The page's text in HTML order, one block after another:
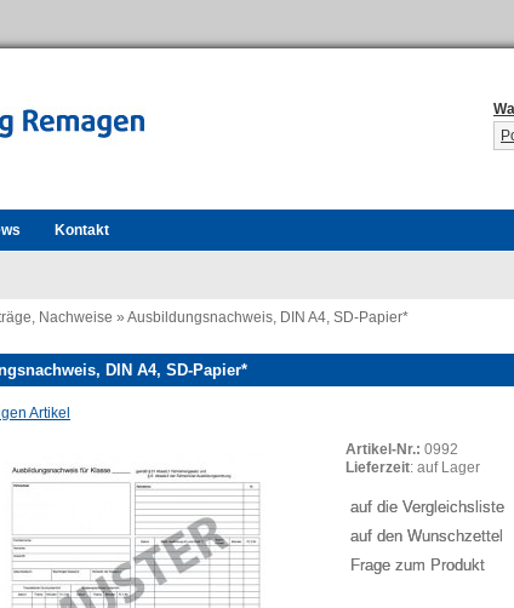
Kontakt
Nachweise » Ausbildungsnachweis, DIN A4, SD-Papier*
DIN A4, SD-Papier*
Artikel
Artikel-Nr.: 0992
Lieferzeit: auf Lager
auf die Vergleichsliste
auf den Wunschzettel
Frage zum Produkt